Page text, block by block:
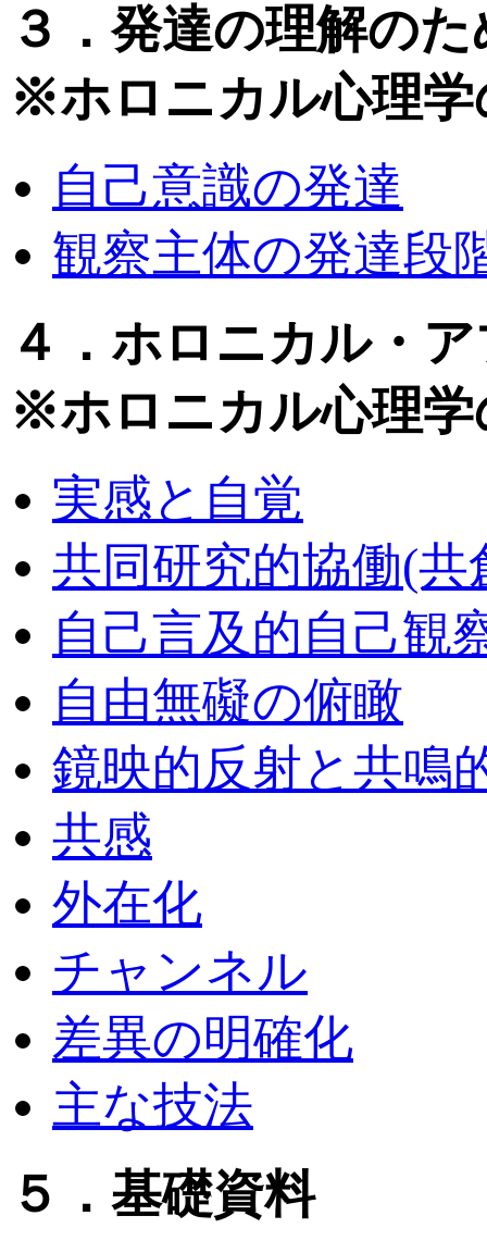
３．発達の理解の
※ホロニカル心理学
自己意識の発達
観察主体の発達段
４．ホロニカル・
※ホロニカル心理学
実感と自覚
共同研究的協働(共
自己言及的自己観
自由無礙の俯瞰
鏡映的反射と共鳴
共感
外在化
チャンネル
差異の明確化
主な技法
５．基礎資料